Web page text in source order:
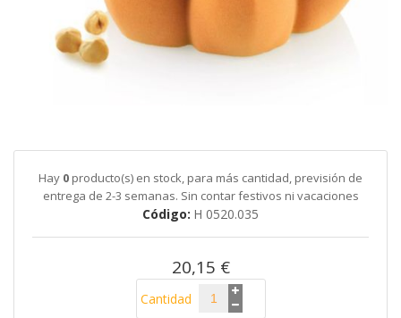
comienzo
galería
imágenes
Hay 0 producto(s) en stock, para más cantidad, previsión de
entrega de 2-3 semanas. Sin contar festivos ni vacaciones
Código H 0520.035
20,15 €
Cantidad